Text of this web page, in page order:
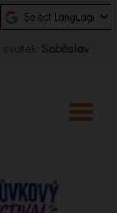
Soběslav